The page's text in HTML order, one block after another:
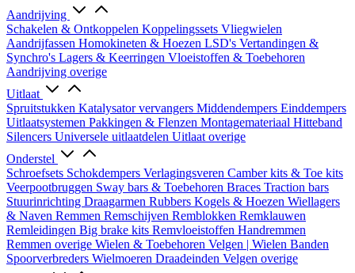
Aandrijving
Schakelen & Ontkoppelen Koppelingssets Vliegwielen
Aandrijfassen Homokineten & Hoezen LSD's Vertandingen &
Synchro's Lagers & Keerringen Vloeistoffen & Toebehoren
Aandrijving overige
Uitlaat
Spruitstukken Katalysator vervangers Middendempers Einddempers
Uitlaatsystemen Pakkingen & Flenzen Montagemateriaal Hitteband
Silencers Universele uitlaatdelen Uitlaat overige
Onderstel
Schroefsets Schokdempers Verlagingsveren Camber kits & Toe kits
Veerpootbruggen Sway bars & Toebehoren Braces Traction bars
Stuurinrichting Draagarmen Rubbers Kogels & Hoezen Wiellagers
& Naven Remmen Remschijven Remblokken Remklauwen
Remleidingen Big brake kits Remvloeistoffen Handremmen
Remmen overige Wielen & Toebehoren Velgen | Wielen Banden
Spoorverbreders Wielmoeren Draadeinden Velgen overige